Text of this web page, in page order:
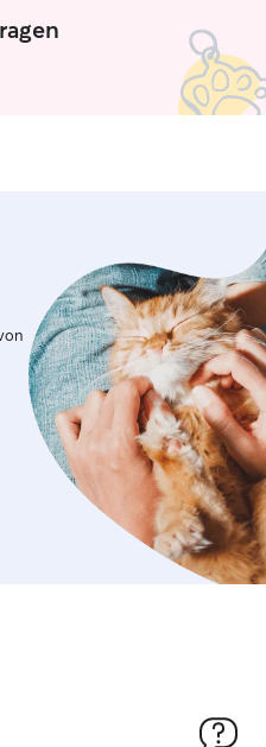
Dank für die großartige Betreuung
sehr gerne wieder! 😊🐶”